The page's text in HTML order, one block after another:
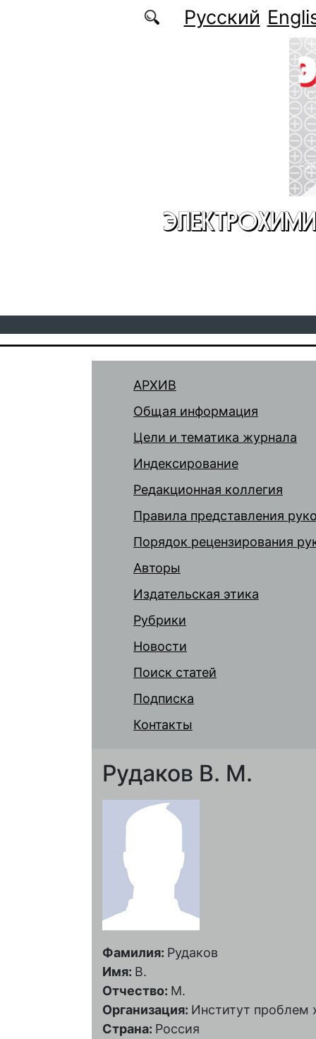
Перейти к основному содержаниюРусский
АРХИВ
Общая информация
Цели и тематика журнала
Индексирование
Редакционная коллегия
Правила представления
Порядок рецензирования
Авторы
Издательская этика
Рубрики
Новости
Поиск статей
Подписка
Контакты
Рудаков В. М.
Фамилия: Рудаков
Имя: В.
Отчество: М.
Организация: Институт проблем
Страна: Россия